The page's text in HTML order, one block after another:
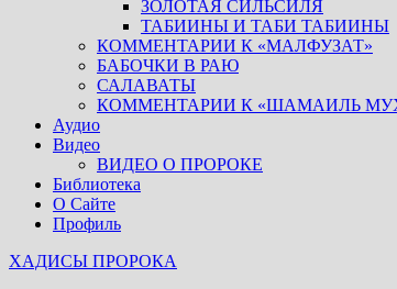
ЗОЛОТАЯ СИЛЬСИЛЯ
ТАБИИНЫ И ТАБИ ТАБИИНЫ
КОММЕНТАРИИ К «МАЛФУЗАТ»
БАБОЧКИ В РАЮ
САЛАВАТЫ
КОММЕНТАРИИ К «ШАМАИЛЬ
Аудио
Видео
ВИДЕО О ПРОРОКЕ
Библиотека
О Сайте
Профиль
ХАДИСЫ ПРОРОКА